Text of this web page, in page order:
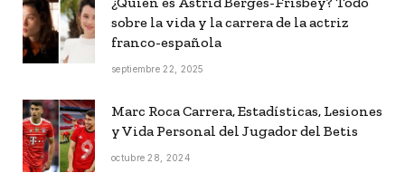
sobre la vida y la carrera de la actriz
franco-española
septiembre 22, 2025
Marc Roca Carrera, Estadísticas, Lesiones
y Vida Personal del Jugador del Betis
octubre 28, 2024